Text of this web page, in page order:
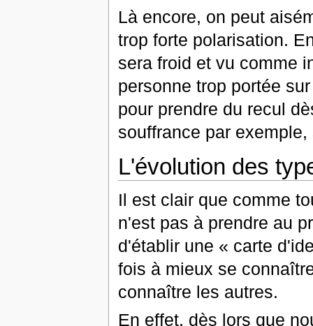
Là encore, on peut
trop forte polarisation.
sera froid et vu comme
personne trop portée
pour prendre du recul
souffrance par
L'évolution des
Il est clair que comme
n'est pas à prendre au
d'établir une « carte
fois à mieux se
connaître les autres.
En effet, dès lors que